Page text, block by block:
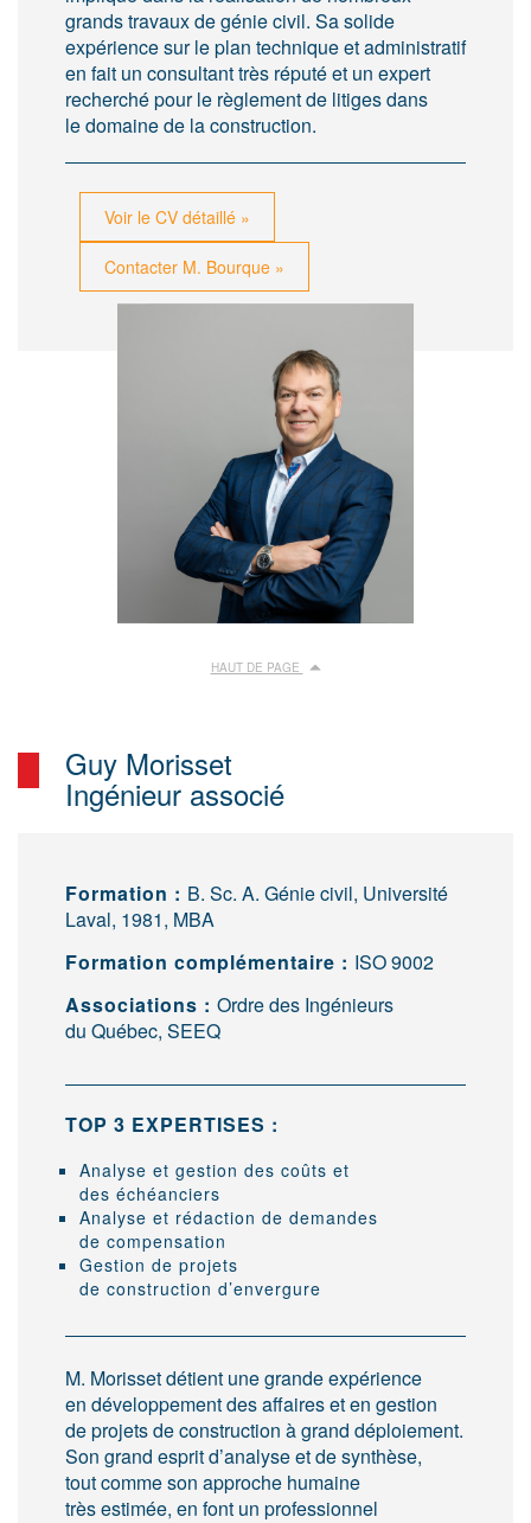
grands travaux de génie civil. Sa solide
expérience sur le plan technique et administratif
en fait un consultant très réputé et un expert
recherché pour le règlement de litiges dans
le domaine de la construction.
Voir le CV détaillé »
Contacter M. Bourque »
HAUT DE PAGE
Guy Morisset
Ingénieur associé
Formation : B. Sc. A. Génie civil, Université
Laval, 1981, MBA
Formation complémentaire : ISO 9002
Associations : Ordre des Ingénieurs
du Québec, SEEQ
TOP 3 EXPERTISES :
Analyse et gestion des coûts et
des échéanciers
Analyse et rédaction de demandes
de compensation
Gestion de projets
de construction d’envergure
M. Morisset détient une grande expérience
en développement des affaires et en gestion
de projets de construction à grand déploiement.
Son grand esprit d’analyse et de synthèse,
tout comme son approche humaine
très estimée, en font un professionnel